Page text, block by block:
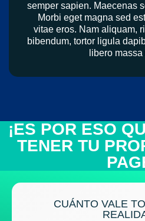
semper sapien. Maecenas
Morbi eget magna sed
vitae eros. Nam aliquam,
bibendum, tortor ligula
libero
¡ES POR ESO
TENER TU
CUÁNTO VALE